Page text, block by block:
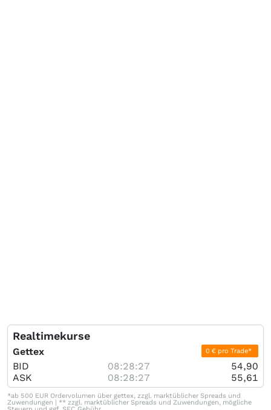
Realtimekurse
Gettex 0 € pro Trade*
BID 08:28:27
54,90
ASK
08:28:27 55,61
*ab 500 EUR Ordervolumen über gettex, zzgl. marktüblicher Spreads und
Zuwendungen | ** zzgl. marktüblicher Spreads und Zuwendungen, mögliche